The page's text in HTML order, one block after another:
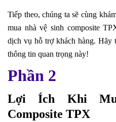
Tiếp theo, chúng ta sẽ cùng
mua nhà vệ sinh composite
dịch vụ hỗ trợ khách hàng. Hãy
thông tin quan trọng này!
Phần 2
Lợi Ích Khi
Composite TPX